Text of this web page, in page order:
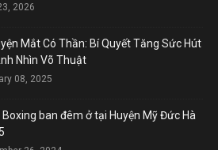
2026
Mắt Có Thần: Bí Quyết Tăng Sức Hút
Nhìn Võ Thuật
08, 2025
Boxing ban đêm ở tại Huyện Mỹ Đức Hà